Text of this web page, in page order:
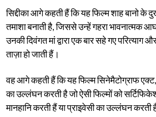
सिद्दीका आगे कहती हैं कि यह फिल्म शाह बानो के
तमाशा बनाती है, जिससे उन्हें गहरा भावनात्मक
उनकी दिवंगत मां द्वारा एक बार सहे गए परित्याग
ताज़ा हो जाती हैं।
वह आगे कहती हैं कि यह फिल्म सिनेमैटोग्राफ
का उल्लंघन करती है जो ऐसी फिल्मों को
मानहानि करती हैं या प्राइवेसी का उल्लंघन करती